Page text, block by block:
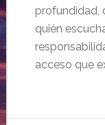
profundidad,
quién
acceso que